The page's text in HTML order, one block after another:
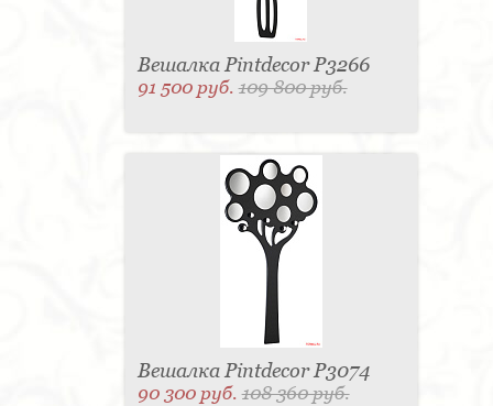
Вешалка Pintdecor P3266
91 500 руб.109 800 руб.
Вешалка Pintdecor P3074
90 300 руб.108 360 руб.